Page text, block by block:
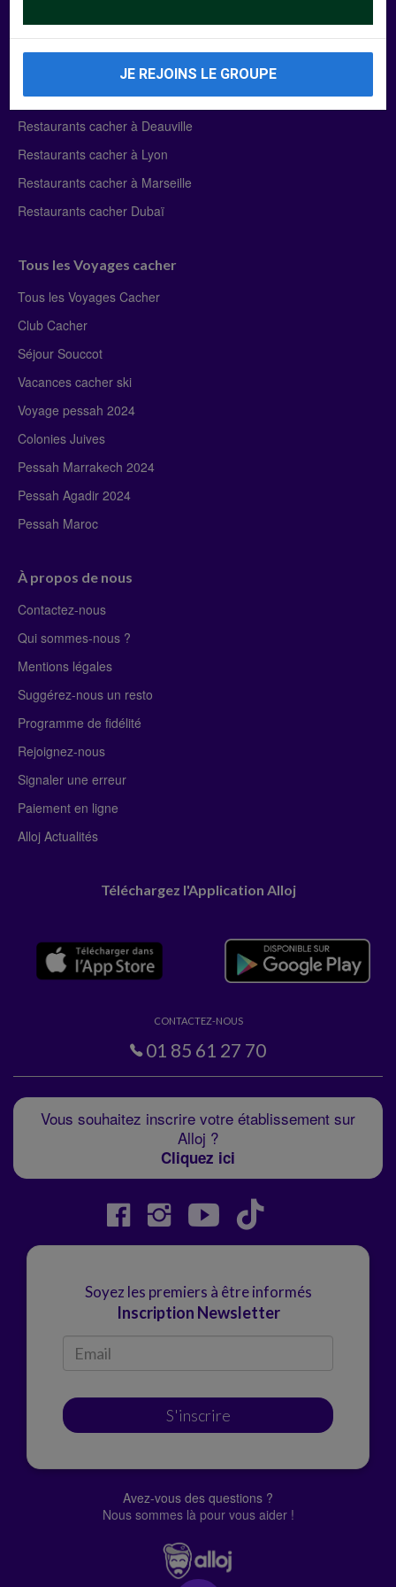
Manger Cacher
Liste des restaurants cacher
Restaurants cacher à Paris
Restaurants cacher à Deauville
Restaurants cacher à Lyon
Restaurants cacher à Marseille
Restaurants cacher Dubaï
Tous les Voyages cacher
Tous les Voyages Cacher
Club Cacher
Séjour Souccot
Vacances cacher ski
Voyage pessah 2024
Colonies Juives
Pessah Marrakech 2024
Pessah Agadir 2024
Pessah Maroc
À propos de nous
Contactez-nous
Qui sommes-nous ?
Mentions légales
Suggérez-nous un resto
Programme de fidélité
Rejoignez-nous
Signaler une erreur
Paiement en ligne
Alloj Actualités
Téléchargez l'Application Alloj
CONTACTEZ-NOUS
01 85 61 27 70
Vous souhaitez inscrire votre établissement sur
Alloj ?
Cliquez ici
Soyez les premiers à être informés
Inscription Newsletter
S'inscrire
Avez-vous des questions ?
Nous sommes là pour vous aider !
JE REJOINS LE GROUPE